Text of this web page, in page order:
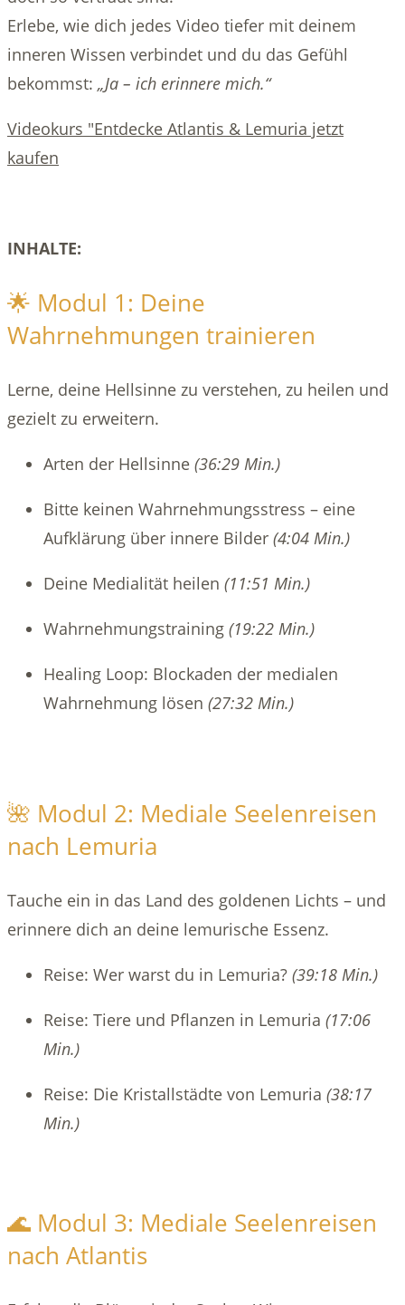
Erlebe, wie dich jedes Video tiefer mit deinem
inneren Wissen verbindet und du das Gefühl
bekommst: „Ja – ich erinnere mich.“
Videokurs "Entdecke Atlantis & Lemuria jetzt
kaufen
INHALTE:
🌟 Modul 1: Deine
Wahrnehmungen trainieren
Lerne, deine Hellsinne zu verstehen, zu heilen und
gezielt zu erweitern.
Arten der Hellsinne (36:29 Min.)
Bitte keinen Wahrnehmungsstress – eine
Aufklärung über innere Bilder (4:04 Min.)
Deine Medialität heilen (11:51 Min.)
Wahrnehmungstraining (19:22 Min.)
Healing Loop: Blockaden der medialen
Wahrnehmung lösen (27:32 Min.)
🌺 Modul 2: Mediale Seelenreisen
nach Lemuria
Tauche ein in das Land des goldenen Lichts – und
erinnere dich an deine lemurische Essenz.
Reise: Wer warst du in Lemuria? (39:18 Min.)
Reise: Tiere und Pflanzen in Lemuria (17:06
Min.)
Reise: Die Kristallstädte von Lemuria (38:17
Min.)
🌊 Modul 3: Mediale Seelenreisen
nach Atlantis